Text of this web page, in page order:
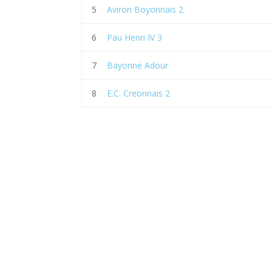
5 Aviron Boyonnais 2
6 Pau Henri IV 3
7 Bayonne Adour
8 E.C. Creonnais 2